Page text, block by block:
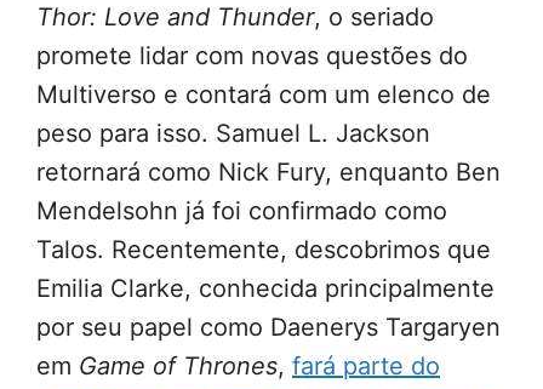
Thor: Love and Thunder, o seriado
promete lidar com novas questões do
Multiverso e contará com um elenco de
peso para isso. Samuel L. Jackson
retornará como Nick Fury, enquanto Ben
Mendelsohn já foi confirmado como
Talos. Recentemente, descobrimos que
Emilia Clarke, conhecida principalmente
por seu papel como Daenerys Targaryen
em Game of Thrones, fará parte do